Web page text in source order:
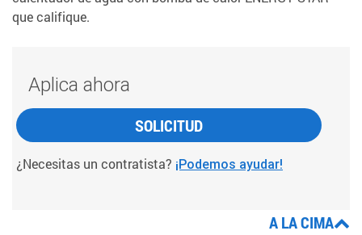
que califique.
Aplica ahora
SOLICITUD
¿Necesitas un contratista? ¡Podemos ayudar!
A LA CIMA